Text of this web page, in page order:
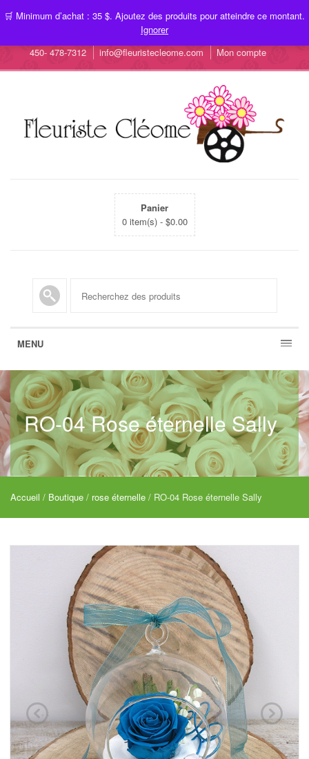
450- 478-7312 info@fleuristecleome.com Mon compte
Panier
0 item(s) - $0.00
MENU
RO-04 Rose éternelle Sally
Accueil / Boutique / rose éternelle / RO-04 Rose éternelle Sally
🛒 Minimum d’achat : 35 $. Ajoutez des produits pour atteindre ce montant.
Ignorer